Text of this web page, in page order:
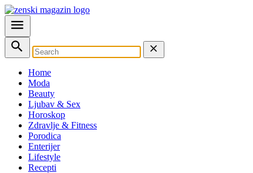
Home
Moda
Beauty
Ljubav & Sex
Horoskop
Zdravlje & Fitness
Porodica
Enterijer
Lifestyle
Recepti